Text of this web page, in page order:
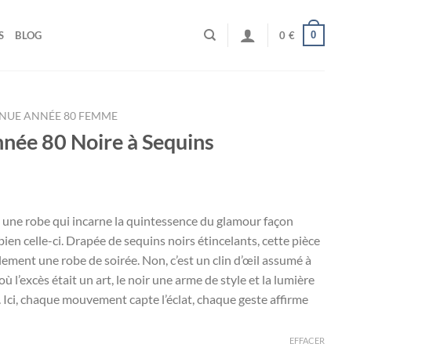
BLOG 0 € 0
ANNÉE 80 FEMME
80 Noire à Sequins
une robe qui incarne la quintessence du glamour façon
celle-ci. Drapée de sequins noirs étincelants, cette pièce
une robe de soirée. Non, c’est un clin d’œil assumé à
l’excès était un art, le noir une arme de style et la lumière
chaque mouvement capte l’éclat, chaque geste affirme
EFFACER